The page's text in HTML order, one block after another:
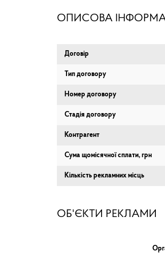
ОПИСОВА
Договір
Тип договору
Номер договору
Стадія договору
Контрагент
Сума щомісячної сплати, грн
Кількість рекламних місць
ОБ'ЄКТИ РЕКЛАМИ